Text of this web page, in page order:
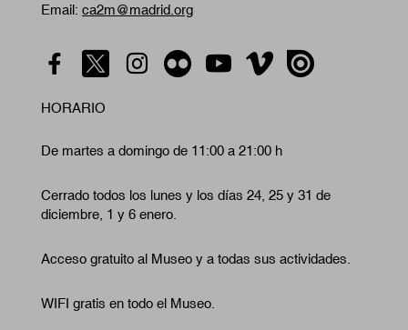
Email: ca2m@madrid.org
HORARIO
De martes a domingo de 11:00 a 21:00 h
Cerrado todos los lunes y los días 24, 25 y 31 de
diciembre, 1 y 6 enero.
Acceso gratuito al Museo y a todas sus actividades.
WIFI gratis en todo el Museo.